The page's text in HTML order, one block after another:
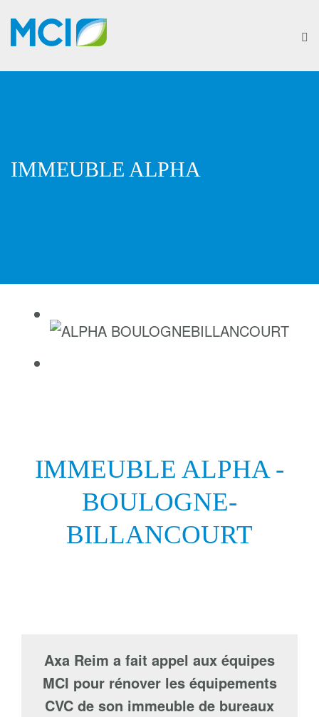
IMMEUBLE ALPHA
IMMEUBLE ALPHA -
BOULOGNE-
BILLANCOURT
Axa Reim a fait appel aux équipes
MCI pour rénover les équipements
CVC de son immeuble de bureaux